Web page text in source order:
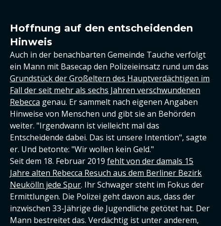
Hoffnung auf den entscheidenden
Hinweis
Auch in der benachbarten Gemeinde Tauche verfolgt
ein Mann mit Basecap den Polizeieinsatz rund um das
Grundstück der Großeltern des Hauptverdächtigen im
Fall der seit mehr als sechs Jahren verschwundenen
Rebecca genau. Er sammelt nach eigenen Angaben
Hinweise von Menschen und gibt sie an Behörden
weiter. "Irgendwann ist vielleicht mal das
Entscheidende dabei. Das ist unsere Intention", sagte
er. Und betonte: "Wir wollen kein Geld."
Seit dem 18. Februar 2019 fehlt von der damals 15
Jahre alten Rebecca Resuch aus dem Berliner Bezirk
Neukölln jede Spur. Ihr Schwager steht im Fokus der
Ermittlungen. Die Polizei geht davon aus, dass der
inzwischen 33-Jährige die Jugendliche getötet hat. Der
Mann bestreitet das. Verdächtig ist unter anderem,